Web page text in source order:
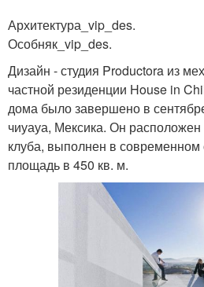
Архитектура_vip_des.
Особняк_vip_des.
Дизайн - студия Productora из
частной резиденции House in
дома было завершено в
чиуауа, Мексика. Он
клуба, выполнен в современном
площадь в 450 кв. м.